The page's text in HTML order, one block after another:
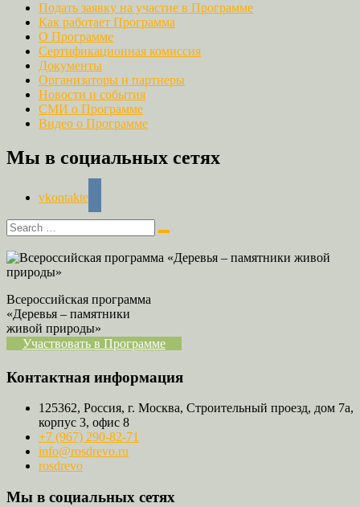
Подать заявку на участие в Программе
Как работает Программа
О Программе
Сертификационная комиссия
Документы
Организаторы и партнеры
Новости и события
СМИ о Программе
Видео о Программе
Мы в социальных сетях
vkontakte
Всероссийская программа
«Деревья – памятники
живой природы»
Участвовать в Программе
Контактная информация
125362, Россия, г. Москва, Строительный проезд, дом 7а,
корпус 3, офис 8
+7 (967) 290-82-71
info@rosdrevo.ru
rosdrevo
Мы в социальных сетях